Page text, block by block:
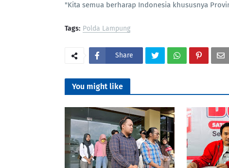
"Kita semua berharap Indonesia khususnya
Tags: Polda Lampung
Share
You might like